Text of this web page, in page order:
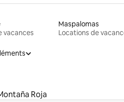
vacances
Maspalomas
Locations de
Roja